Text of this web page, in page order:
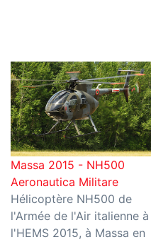
Massa 2015 - NH500
Aeronautica Militare
Hélicoptère NH500 de
l'Armée de l'Air italienne à
l'HEMS 2015, à Massa en